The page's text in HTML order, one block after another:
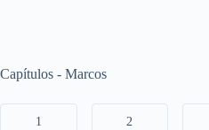
Capítulos - Marcos
1 2